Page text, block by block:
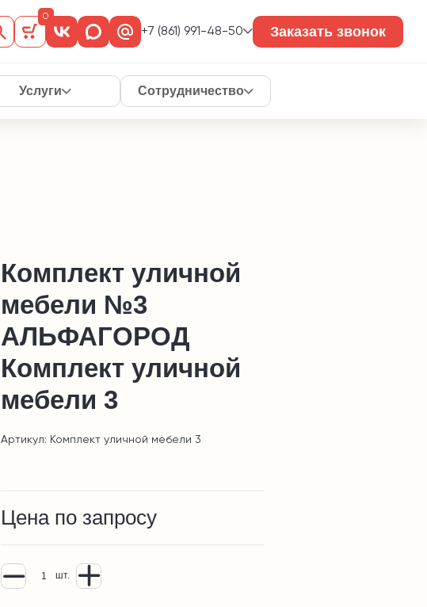
0
+7 (861) 991-48-50 Заказать звонок
Услуги Сотрудничество
Комплект уличной
мебели №3
АЛЬФАГОРОД
Комплект уличной
мебели 3
Артикул: Комплект уличной мебели 3
Цена по запросу
шт.